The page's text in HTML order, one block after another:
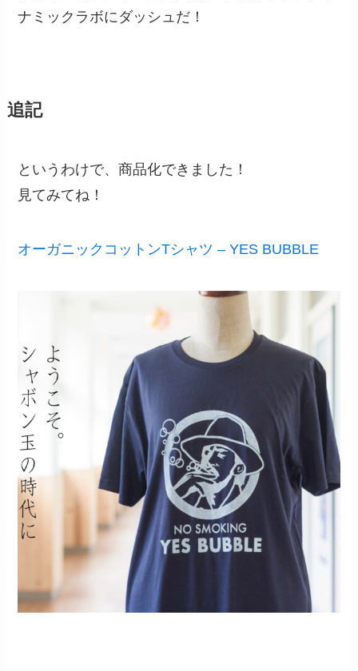
ナミックラボにダッシュだ！
追記
というわけで、商品化できました！
見てみてね！
オーガニックコットンTシャツ – YES BUBBLE